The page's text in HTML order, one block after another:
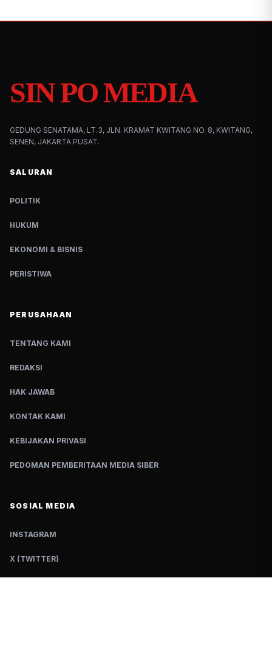
SIN PO MEDIA
GEDUNG SENATAMA, LT.3, JLN. KRAMAT KWITANG NO. 8, KWITANG,
SENEN, JAKARTA PUSAT.
SALURAN
POLITIK
HUKUM
EKONOMI & BISNIS
PERISTIWA
PERUSAHAAN
TENTANG KAMI
REDAKSI
HAK JAWAB
KONTAK KAMI
KEBIJAKAN PRIVASI
PEDOMAN PEMBERITAAN MEDIA SIBER
SOSIAL MEDIA
INSTAGRAM
X (TWITTER)